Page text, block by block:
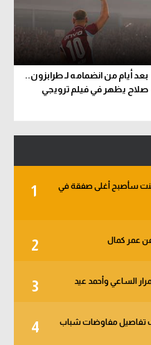
بعد أيام من انضمامه لـ طرابزون..
صلاح يظهر في فيلم ترويجي
1
وكنت سأصبح أغلى صفقة في
2 عن عمر كمال
3 الساعي وأحمد عيد
4
مفاوضات شباب